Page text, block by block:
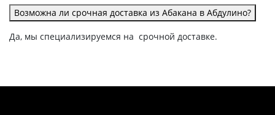
Возможна ли срочная доставка из Абакана в Абдулино?
Да, мы специализируемся на срочной доставке.